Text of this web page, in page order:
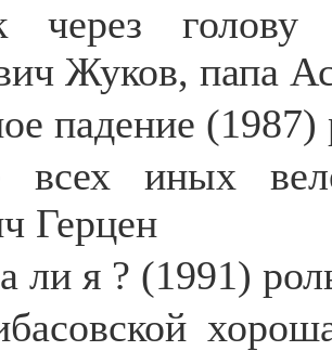
через
Жуков, папа
падение (1987)
всех иных
Герцен
ли я ? (1991)